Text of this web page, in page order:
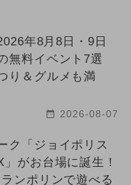
年8月8日・9日
無料イベント7選
り＆グルメも満
2026-08-07
ク「ジョイポリス
がお台場に誕生！
ンポリンで遊べる